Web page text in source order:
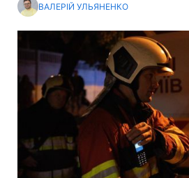
ВАЛЕРІЙ УЛЬЯНЕНКО